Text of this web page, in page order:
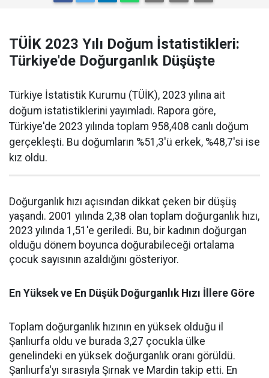
TÜİK 2023 Yılı Doğum İstatistikleri:
Türkiye'de Doğurganlık Düşüşte
Türkiye İstatistik Kurumu (TÜİK), 2023 yılına ait
doğum istatistiklerini yayımladı. Rapora göre,
Türkiye'de 2023 yılında toplam 958,408 canlı doğum
gerçekleşti. Bu doğumların %51,3'ü erkek, %48,7'si ise
kız oldu.
Doğurganlık hızı açısından dikkat çeken bir düşüş
yaşandı. 2001 yılında 2,38 olan toplam doğurganlık hızı,
2023 yılında 1,51'e geriledi. Bu, bir kadının doğurgan
olduğu dönem boyunca doğurabileceği ortalama
çocuk sayısının azaldığını gösteriyor.
En Yüksek ve En Düşük Doğurganlık Hızı İllere Göre
Toplam doğurganlık hızının en yüksek olduğu il
Şanlıurfa oldu ve burada 3,27 çocukla ülke
genelindeki en yüksek doğurganlık oranı görüldü.
Şanlıurfa'yı sırasıyla Şırnak ve Mardin takip etti. En